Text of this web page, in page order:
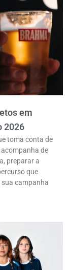
em
2026
toma conta de
de
preparar a
que
campanha